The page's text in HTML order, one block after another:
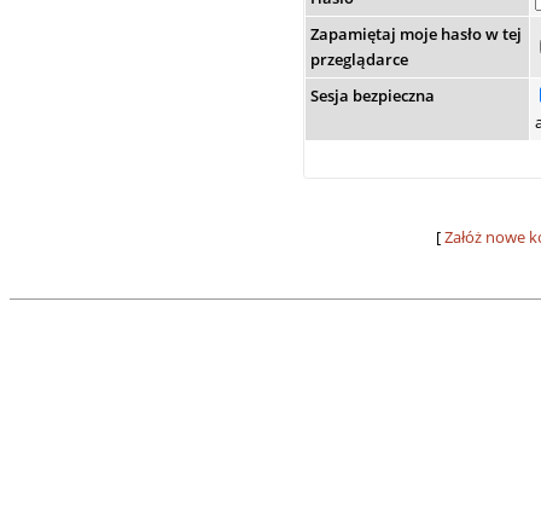
Zapamiętaj moje hasło w tej
przeglądarce
Sesja bezpieczna
[Załóż nowe